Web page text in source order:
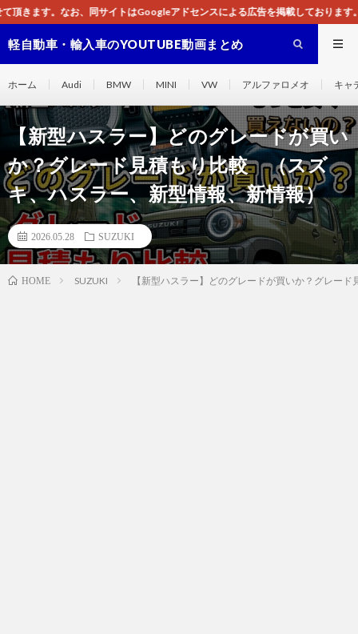
イトはGoogleアドセンスによる広告を掲載しております。
軽自動車・輸入車のYOUTUBE動画まとめ
ホーム Audi BMW MINI VW アルファロメオ キャ
【新型ハスラー】どのグレードが買い
か？グレード見積もり比較 （スズ
キ、ハスラー、新型情報、新情報）
2026.05.28 SUZUKI
HOME SUZUKI 【新型ハスラー】どのグレードが買いか？グレー